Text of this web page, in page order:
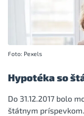
Foto: Pexels
Hypotéka so
Do 31.12.2017 bolo
štátnym